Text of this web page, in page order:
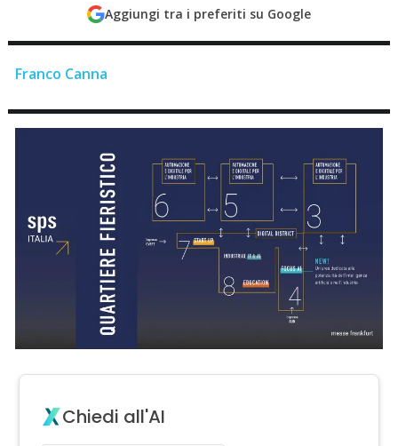
Aggiungi tra i preferiti su Google
Franco Canna
Chiedi all'AI